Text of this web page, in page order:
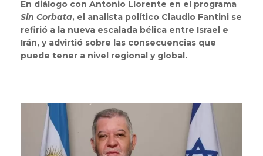
En diálogo con Antonio Llorente en el programa
Sin Corbata, el analista político Claudio Fantini se
refirió a la nueva escalada bélica entre Israel e
Irán, y advirtió sobre las consecuencias que
puede tener a nivel regional y global.